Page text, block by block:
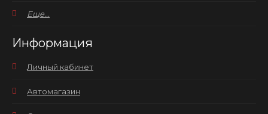
Еще...
Информация
Личный кабинет
Автомагазин